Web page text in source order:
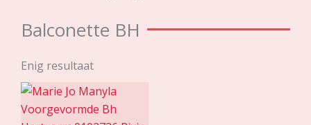
Balconette BH
Enig resultaat